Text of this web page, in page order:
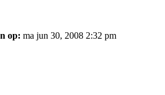
op: ma jun 30, 2008 2:32 pm